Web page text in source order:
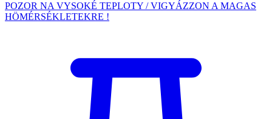
POZOR NA VYSOKÉ TEPLOTY / VIGYÁZZON A MAGAS
HÖMÉRSÉKLETEKRE !